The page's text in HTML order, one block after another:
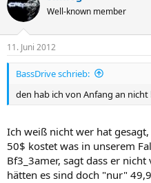
Well-known member
11. Juni 2012
BassDrive schrieb:
den hab ich von Anfang an
Ich weiß nicht wer hat
50$ kostet was in unserem
Bf3_3amer, sagt dass er
hätten es sind doch "nur"